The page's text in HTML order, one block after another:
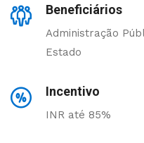
Beneficiários
Administração
Estado
Incentivo
INR até 85%